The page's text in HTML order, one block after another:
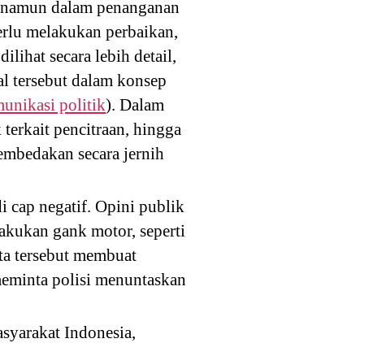
dalam penanganan
melakukan perbaikan,
secara lebih detail,
tersebut dalam konsep
politik). Dalam
pencitraan, hingga
secara jernih
cap negatif. Opini publik
gank motor, seperti
tersebut membuat
polisi menuntaskan
Indonesia,